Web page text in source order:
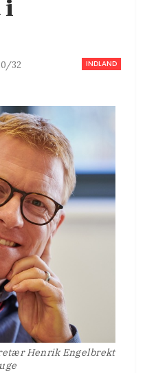
i
INDLAND
32
Henrik Engelbrekt